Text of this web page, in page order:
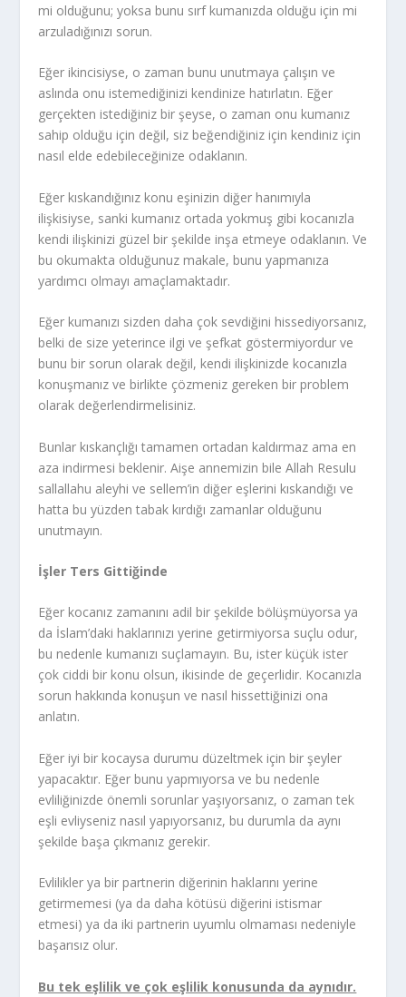
mi olduğunu; yoksa bunu sırf kumanızda olduğu için mi
arzuladığınızı sorun.
Eğer ikincisiyse, o zaman bunu unutmaya çalışın ve
aslında onu istemediğinizi kendinize hatırlatın. Eğer
gerçekten istediğiniz bir şeyse, o zaman onu kumanız
sahip olduğu için değil, siz beğendiğiniz için kendiniz için
nasıl elde edebileceğinize odaklanın.
Eğer kıskandığınız konu eşinizin diğer hanımıyla
ilişkisiyse, sanki kumanız ortada yokmuş gibi kocanızla
kendi ilişkinizi güzel bir şekilde inşa etmeye odaklanın. Ve
bu okumakta olduğunuz makale, bunu yapmanıza
yardımcı olmayı amaçlamaktadır.
Eğer kumanızı sizden daha çok sevdiğini hissediyorsanız,
belki de size yeterince ilgi ve şefkat göstermiyordur ve
bunu bir sorun olarak değil, kendi ilişkinizde kocanızla
konuşmanız ve birlikte çözmeniz gereken bir problem
olarak değerlendirmelisiniz.
Bunlar kıskançlığı tamamen ortadan kaldırmaz ama en
aza indirmesi beklenir. Aişe annemizin bile Allah Resulu
sallallahu aleyhi ve sellem’in diğer eşlerini kıskandığı ve
hatta bu yüzden tabak kırdığı zamanlar olduğunu
unutmayın.
İşler Ters Gittiğinde
Eğer kocanız zamanını adil bir şekilde bölüşmüyorsa ya
da İslam’daki haklarınızı yerine getirmiyorsa suçlu odur,
bu nedenle kumanızı suçlamayın. Bu, ister küçük ister
çok ciddi bir konu olsun, ikisinde de geçerlidir. Kocanızla
sorun hakkında konuşun ve nasıl hissettiğinizi ona
anlatın.
Eğer iyi bir kocaysa durumu düzeltmek için bir şeyler
yapacaktır. Eğer bunu yapmıyorsa ve bu nedenle
evliliğinizde önemli sorunlar yaşıyorsanız, o zaman tek
eşli evliyseniz nasıl yapıyorsanız, bu durumla da aynı
şekilde başa çıkmanız gerekir.
Evlilikler ya bir partnerin diğerinin haklarını yerine
getirmemesi (ya da daha kötüsü diğerini istismar
etmesi) ya da iki partnerin uyumlu olmaması nedeniyle
başarısız olur.
Bu tek eşlilik ve çok eşlilik konusunda da aynıdır.